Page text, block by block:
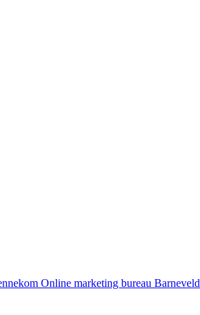
Online marketing bureau Barneveld